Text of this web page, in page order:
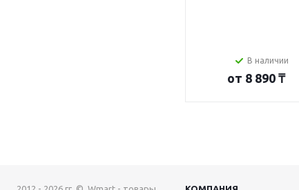
В наличии
от 8 890 ₸